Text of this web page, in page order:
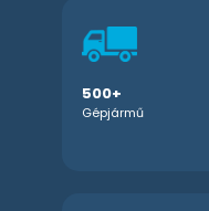
500+
Gépjármű